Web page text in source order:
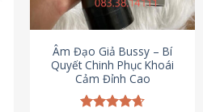
Âm Đạo Giả Bussy – Bí
Quyết Chinh Phục Khoái
Cảm Đỉnh Cao